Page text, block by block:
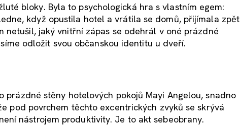
bloky. Byla to psychologická hra s vlastním egem:
když opustila hotel a vrátila se domů, přijímala zpět
jaký vnitřní zápas se odehrál v oné prázdné
odložit svou občanskou identitu u dveří.
prázdné stěny hotelových pokojů Mayi Angelou, snadno
pod povrchem těchto excentrických zvyků se skrývá
nástrojem produktivity. Je to akt sebeobrany.